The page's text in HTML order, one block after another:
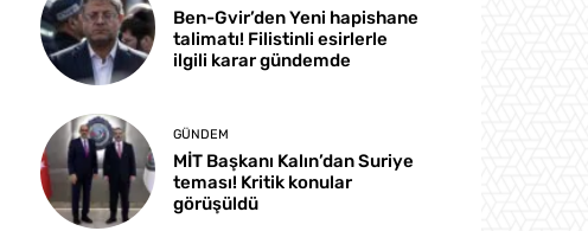
Ben-Gvir’den Yeni hapishane
talimatı! Filistinli esirlerle
ilgili karar gündemde
GÜNDEM
MİT Başkanı Kalın’dan Suriye
teması! Kritik konular
görüşüldü